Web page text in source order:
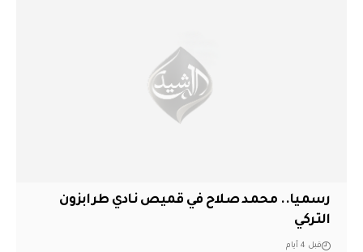
رسميا.. محمد صلاح في قميص نادي طرابزون
التركي
قبل 4 أيام